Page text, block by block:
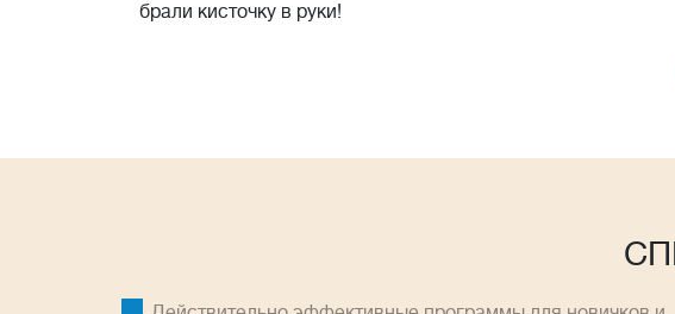
брали кисточку в руки!